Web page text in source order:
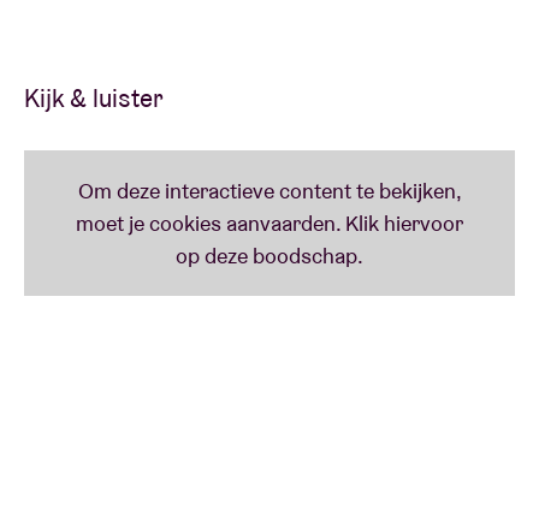
internationale samenwerkingen.
Met hun nieuwe albumResonanceslaat Acid Arab
een nieuw hoofdstuk open. De plaat blijft trouw aan
de kenmerkende mix van dance, trance en culturele
kruisbestuiving, maar verkent tegelijk een meer
Kijk & luister